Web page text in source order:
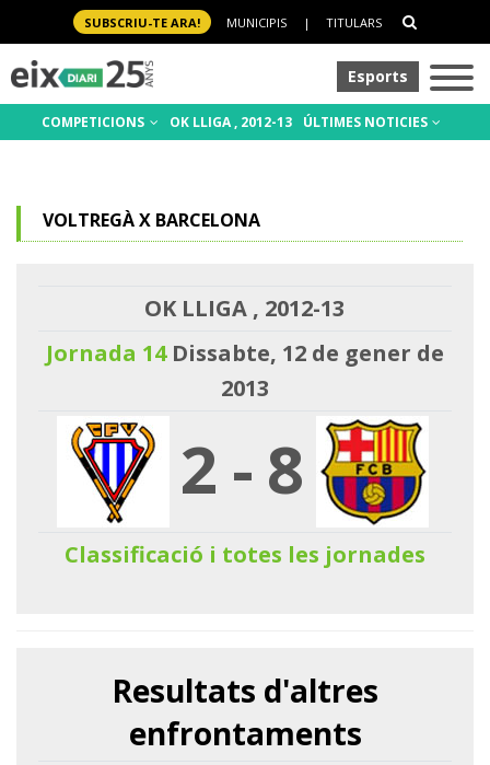
SUBSCRIU-TE ARA! MUNICIPIS | TITULARS
Esports
COMPETICIONS OK LLIGA , 2012-13 ÚLTIMES NOTICIES
VOLTREGÀ X BARCELONA
OK LLIGA , 2012-13
Jornada 14Dissabte, 12 de gener de
2013
2 -8
Classificació i totes les jornades
Resultats d'altres
enfrontaments